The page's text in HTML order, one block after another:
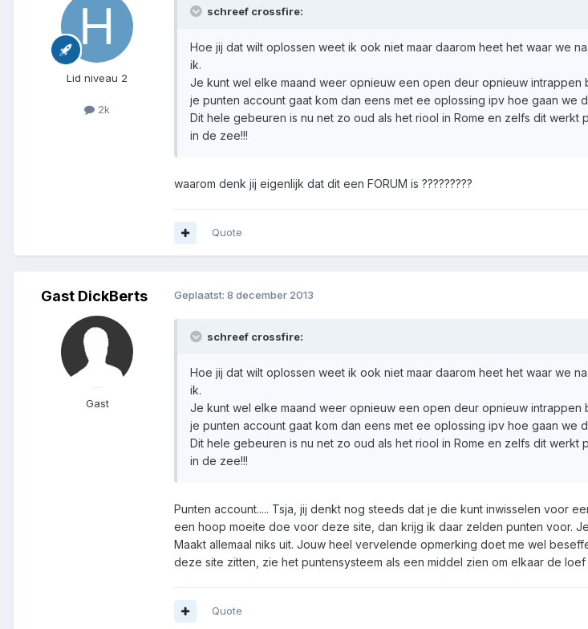
Lid niveau 2
2k
schreef crossfire:
Hoe jij dat wilt oplossen weet ik ook niet maar daarom heet het waar we
ik.
Je kunt wel elke maand weer opnieuw een open deur opnieuw intrappen
je punten account gaat kom dan eens met ee oplossing ipv hoe gaan we
Dit hele gebeuren is nu net zo oud als het riool in Rome en zelfs dit werkt
in de zee!!!
waarom denk jij eigenlijk dat dit een FORUM is ?????????
Quote
Gast DickBerts
Gast
Geplaatst: 8 december 2013
schreef crossfire:
Hoe jij dat wilt oplossen weet ik ook niet maar daarom heet het waar we
ik.
Je kunt wel elke maand weer opnieuw een open deur opnieuw intrappen
je punten account gaat kom dan eens met ee oplossing ipv hoe gaan we
Dit hele gebeuren is nu net zo oud als het riool in Rome en zelfs dit werkt
in de zee!!!
Punten account..... Tsja, jij denkt nog steeds dat je die kunt inwisselen voor
een hoop moeite doe voor deze site, dan krijg ik daar zelden punten voor.
Maakt allemaal niks uit. Jouw heel vervelende opmerking doet me wel
deze site zitten, zie het puntensysteem als een middel zien om elkaar de
Quote